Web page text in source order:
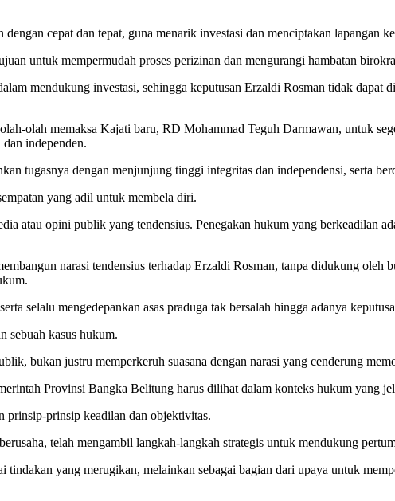
cepat dan tepat, guna menarik investasi dan menciptakan lapangan
untuk mempermudah proses perizinan dan mengurangi hambatan
mendukung investasi, sehingga keputusan Erzaldi Rosman tidak dapat
olah memaksa Kajati baru, RD Mohammad Teguh Darmawan, untuk
independen.
tugasnya dengan menjunjung tinggi integritas dan independensi, serta
yang adil untuk membela diri.
atau opini publik yang tendensius. Penegakan hukum yang berkeadilan
narasi tendensius terhadap Erzaldi Rosman, tanpa didukung oleh
selalu mengedepankan asas praduga tak bersalah hingga adanya
sebuah kasus hukum.
bukan justru memperkeruh suasana dengan narasi yang cenderung
Provinsi Bangka Belitung harus dilihat dalam konteks hukum yang
prinsip-prinsip keadilan dan objektivitas.
telah mengambil langkah-langkah strategis untuk mendukung
yang merugikan, melainkan sebagai bagian dari upaya untuk